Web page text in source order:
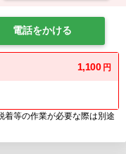
電話をかける
1,100 円
着等の作業が必要な際は別途